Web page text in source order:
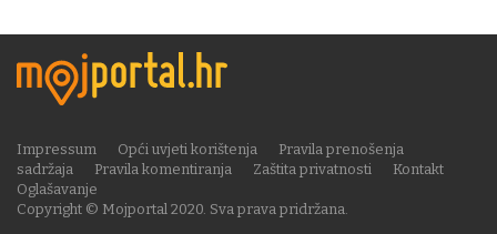
Copyright © Mojportal 2020. Sva prava pridržana.
Impressum Opći uvjeti korištenja
Pravila prenošenja
sadržaja
Pravila komentiranja Zaštita privatnosti
Kontakt
Oglašavanje